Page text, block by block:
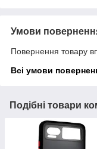
Умови
Повернення товару
Всі умови
Подібні товари